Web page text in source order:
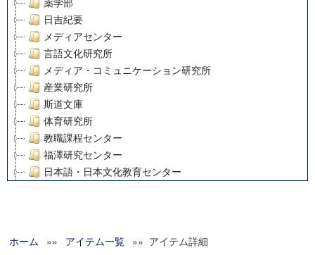
薬学部
日吉紀要
メディアセンター
言語文化研究所
メディア・コミュニケーション研究所
産業研究所
斯道文庫
体育研究所
教職課程センター
福澤研究センター
日本語・日本文化教育センター
グローバルリサーチインスティテュート
ホーム »» アイテム一覧 »» アイテム詳細